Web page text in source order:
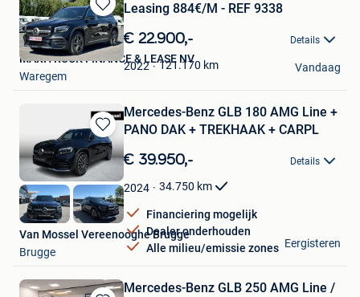
Bewaren
in
Mijn
Favorieten
Leasing 884€/M - REF 9338
€ 22.900,- Details
2022 121.170 km
MAXITRUCK FINANCE & LEASE NV
Waregem
Vandaag
Bewaren
in
Mijn
Favorieten
Mercedes-Benz GLB 180 AMG Line +
PANO DAK + TREKHAAK + CARPL
€ 39.950,- Details
2024 34.750 km
Financiering mogelijk
Dealer onderhouden
Alle milieu/emissie zones
Van Mossel Vereenooghe Brugge
Brugge
Eergisteren
Mercedes-Benz GLB 250 AMG Line /